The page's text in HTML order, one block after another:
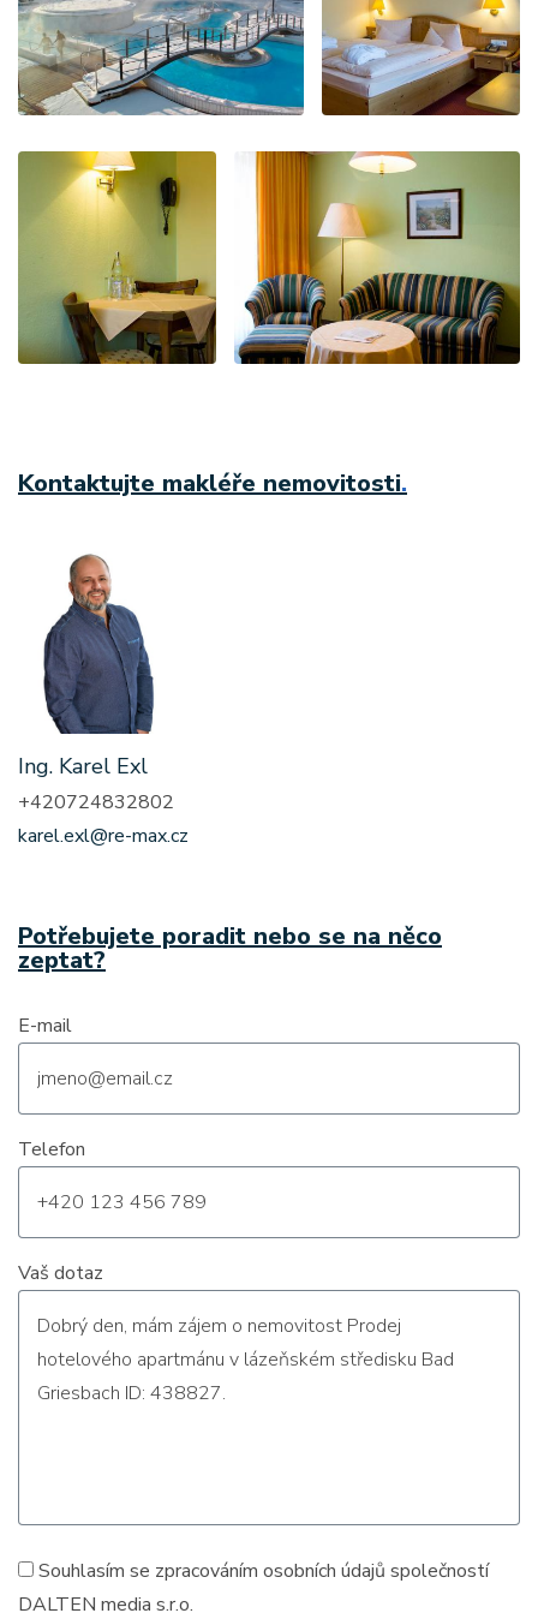
Kontaktujte makléře nemovitosti.
Ing. Karel Exl
+420724832802
karel.exl@re-max.cz
Potřebujete poradit nebo se na něco
zeptat?
E-mail
Telefon
Vaš dotaz
Souhlasím se zpracováním osobních údajů společností
DALTEN media s.r.o.